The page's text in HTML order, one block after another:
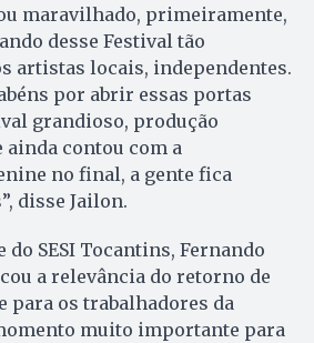
maravilhado, primeiramente,
desse Festival tão
artistas locais, independentes.
por abrir essas portas
grandioso, produção
ainda contou com a
no final, a gente fica
disse Jailon.
SESI Tocantins, Fernando
a relevância do retorno de
para os trabalhadores da
muito importante para